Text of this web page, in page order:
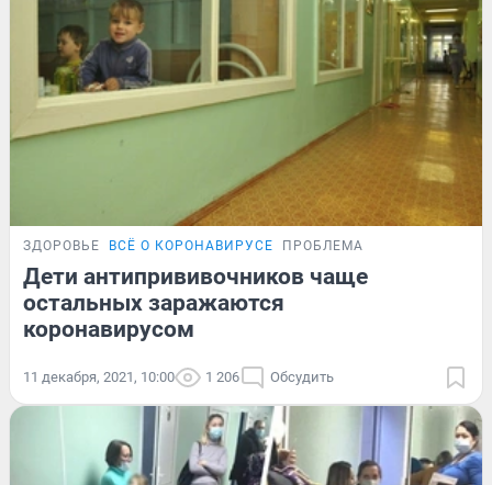
ЗДОРОВЬЕ ВСЁ О КОРОНАВИРУСЕ ПРОБЛЕМА
Дети антипрививочников чаще
остальных заражаются
коронавирусом
11 декабря, 2021, 10:00 1 206 Обсудить